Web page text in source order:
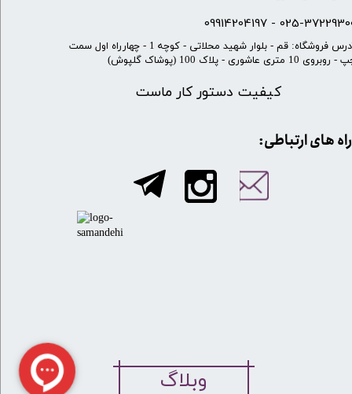
025-37229300 -
کیفیت دستور کار ماست
​آدرس فروشگاه: قم - بلوار شهید محلاتی - کوچه 1 - چهارراه اول سمت
10 متری عاشوری - پلاک 100 (پوشاک گلپوش)
​​راه های ارتباطی:
وبلاگ